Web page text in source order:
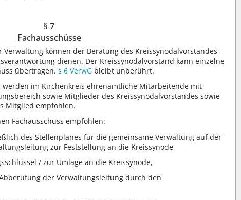
§ 7
Fachausschüsse
Verwaltung können der Beratung des Kreissynodalvorstandes
dienen. Der Kreissynodalvorstand kann einzelne
übertragen.§ 6 VerwG bleibt unberührt.
werden im Kirchenkreis ehrenamtliche Mitarbeitende mit
sowie Mitglieder des Kreissynodalvorstandes sowie
Mitglied empfohlen.
Fachausschuss empfohlen:
des Stellenplanes für die gemeinsame Verwaltung auf der
zur Feststellung an die Kreissynode,
/ zur Umlage an die Kreissynode,
der Verwaltungsleitung durch den